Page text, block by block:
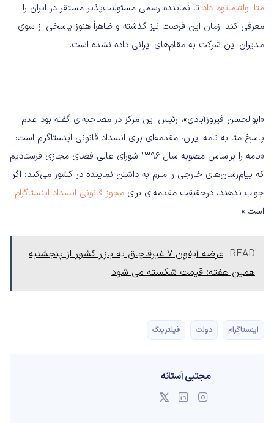
متا اولتیماتوم داد تا نماینده رسمی مسئولیت‌پذیر مستقر در ایران را
معرفی کند. زمان این فرصت نیز گذشته و ظاهراً هنوز پاسخی از سوی
مدیران این شرکت به مقام‌های ایرانی داده نشده است.
«ابوالحسن فیروزآبادی»، رئیس این مرکز در مصاحبه‌ای گفته بود عدم
پاسخ متا به نامه ایران، مقدمه‌ای برای انسداد قانونی اینستاگرام است:
«نامه را بر‌اساس مصوبه سال 1396 شورای عالی فضای مجازی فرستادیم
که پیام‌رسان‌های خارجی را ملزم به داشتن نماینده در کشور می‌کند؛ اگر
جواب ندهند، در‌حقیقت مقدمه‌ای برای مجوز قانونی انسداد اینستاگرام
است.»
READ
عرضه آیفون 7 غیرقاچاق به بازار کشور از پنجشنبه
همین هفته؛ قیمت شکسته می شود
اینستاگرام دولت فیلترینگ
مجتبی آستانه